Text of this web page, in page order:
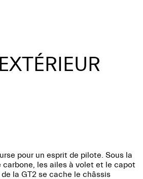
pour un esprit de pilote. Sous la
carbone, les ailes à volet et le capot
la GT2 se cache le châssis